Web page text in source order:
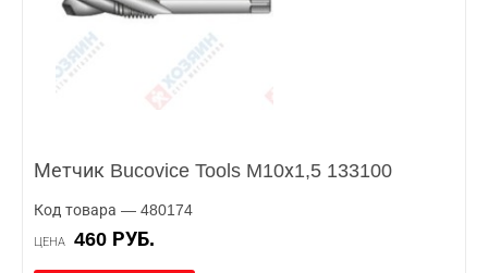
Метчик Bucovice Tools M10х1,5 133100
Код товара — 480174
ЦЕНА 460 РУБ.